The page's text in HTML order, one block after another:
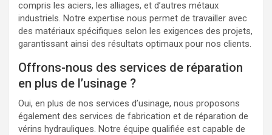
compris les aciers, les alliages, et d’autres métaux
industriels. Notre expertise nous permet de travailler avec
des matériaux spécifiques selon les exigences des projets,
garantissant ainsi des résultats optimaux pour nos clients.
Offrons-nous des services de réparation
en plus de l’usinage ?
Oui, en plus de nos services d’usinage, nous proposons
également des services de fabrication et de réparation de
vérins hydrauliques. Notre équipe qualifiée est capable de